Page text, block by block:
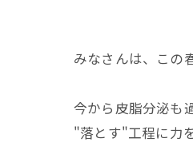
みなさんは、この
今から皮脂分泌も
"落とす"工程に力